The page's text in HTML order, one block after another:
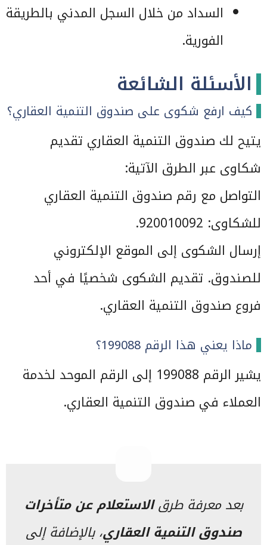
السداد من خلال السجل المدني بالطريقة
الفورية.
الأسئلة الشائعة
كيف ارفع شكوى على صندوق التنمية العقاري؟
يتيح لك صندوق التنمية العقاري تقديم
شكاوى عبر الطرق الآتية:
التواصل مع رقم صندوق التنمية العقاري
للشكاوى: 920010092.
إرسال الشكوى إلى الموقع الإلكتروني
للصندوق. تقديم الشكوى شخصيًا في أحد
فروع صندوق التنمية العقاري.
ماذا يعني هذا الرقم 199088؟
يشير الرقم 199088 إلى الرقم الموحد لخدمة
العملاء في صندوق التنمية العقاري.
بعد معرفة طرقالاستعلام عن متأخرات
صندوق التنمية العقاري، بالإضافة إلى